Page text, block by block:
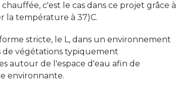
c'est le cas dans ce projet grâce à
la température à 37)C.
stricte, le L, dans un environnement
de végétations typiquement
autour de l'espace d'eau afin de
environnante.